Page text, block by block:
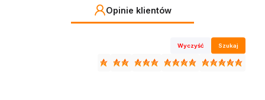
Opinie klientów
Wyczyść Szukaj